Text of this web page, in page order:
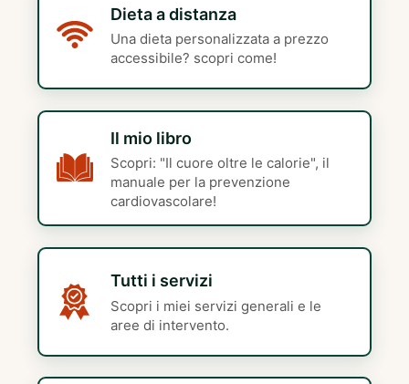
Dieta a distanza
Una dieta personalizzata a prezzo
accessibile? scopri come!
Il mio libro
Scopri: "Il cuore oltre le calorie", il
manuale per la prevenzione
cardiovascolare!
Tutti i servizi
Scopri i miei servizi generali e le
aree di intervento.